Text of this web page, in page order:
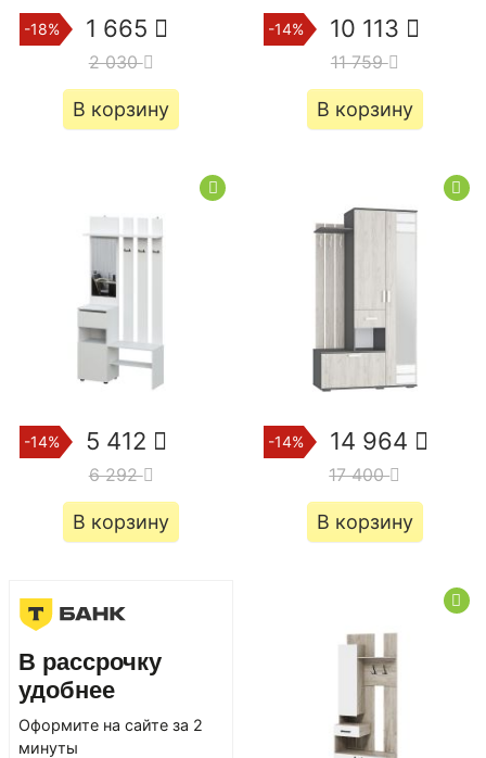
-18% 1 665
2 030
В корзину
-14% 10 113
11 759
В корзину
-14% 5 412
6 292
В корзину
-14% 14 964
17 400
В корзину
В рассрочку
удобнее
Оформите на сайте за 2
минуты